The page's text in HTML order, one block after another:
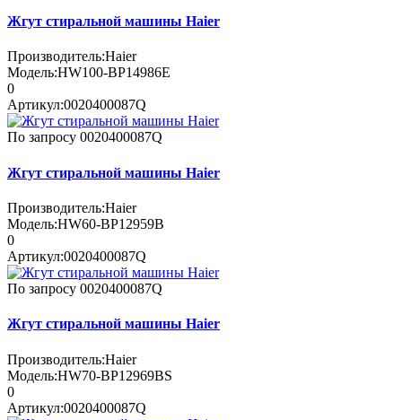
Жгут стиральной машины Haier
Производитель:Haier
Модель:HW100-BP14986E
0
Артикул:0020400087Q
По запросу 0020400087Q
Жгут стиральной машины Haier
Производитель:Haier
Модель:HW60-BP12959B
0
Артикул:0020400087Q
По запросу 0020400087Q
Жгут стиральной машины Haier
Производитель:Haier
Модель:HW70-BP12969BS
0
Артикул:0020400087Q